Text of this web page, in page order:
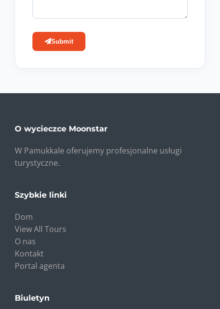
Submit
O wycieczce Moonstar
W Pamukkale oferujemy profesjonalne usługi
turystyczne.
Szybkie linki
Dom
View All Tours
O nas
Kontakt
Portal agenta
Biuletyn